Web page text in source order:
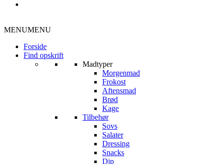
MENUMENU
Forside
Find opskrift
Madtyper
Morgenmad
Frokost
Aftensmad
Brød
Kage
Tilbehør
Sovs
Salater
Dressing
Snacks
Dip